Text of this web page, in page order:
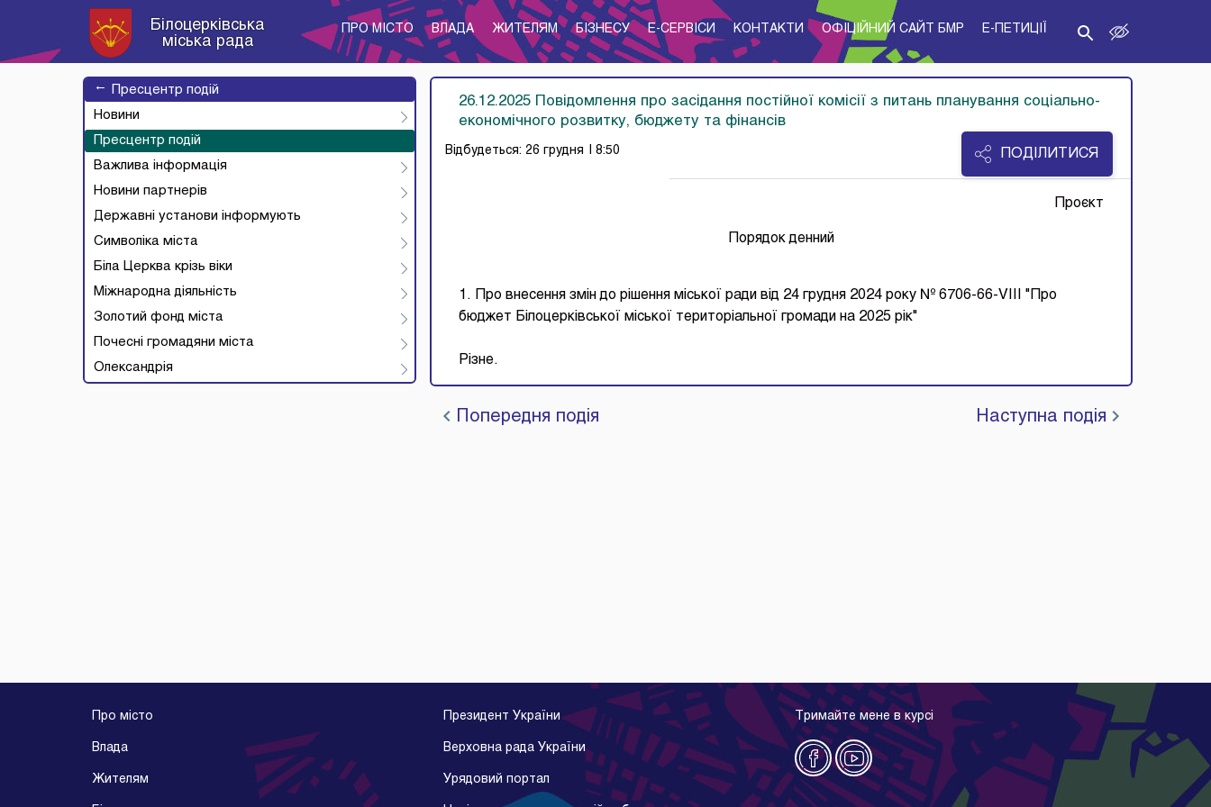
Білоцерківська
міська рада
ПРО МІСТО ВЛАДА ЖИТЕЛЯМ БІЗНЕСУ E-CЕРВІСИ КОНТАКТИ ОФІЦІЙНИЙ САЙТ БМР E-ПЕТИЦІЇ
→
Пресцентр подій
Новини
Пресцентр подій
Важлива інформація
Новини партнерів
Державні установи інформують
Символіка міста
Біла Церква крізь віки
Міжнародна діяльність
Золотий фонд міста
Почесні громадяни міста
Олександрія
26.12.2025 Повідомлення про засідання постійної комісії з питань планування соціально-
економічного розвитку, бюджету та фінансів
Відбудеться: 26 грудня | 8:50 ПОДІЛИТИСЯ
Проєкт
Порядок денний
1. Про внесення змін до рішення міської ради від 24 грудня 2024 року № 6706-66-VІІІ "Про
бюджет Білоцерківської міської територіальної громади на 2025 рік"
Різне.
Попередня подія Наступна подія
Про місто
Влада
Жителям
Президент України
Верховна рада України
Урядовий портал
Тримайте мене в курсі